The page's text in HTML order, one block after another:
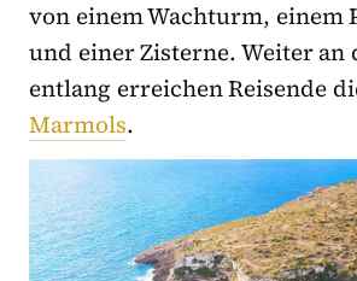
von einem Wachturm, einem
und einer Zisterne. Weiter an
entlang erreichen Reisende
Marmols.